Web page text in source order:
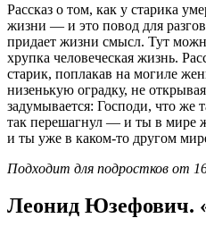
Рассказ о том, как у старика
жизни — и это повод для
придает жизни смысл. Тут
хрупка человеческая жизнь.
старик, поплакав на могиле
низенькую оградку, не
задумывается: Господи, что же
так перешагнул — и ты в мире
и ты уже в каком-то другом
Подходит для подростков от
Леонид Юзефович.